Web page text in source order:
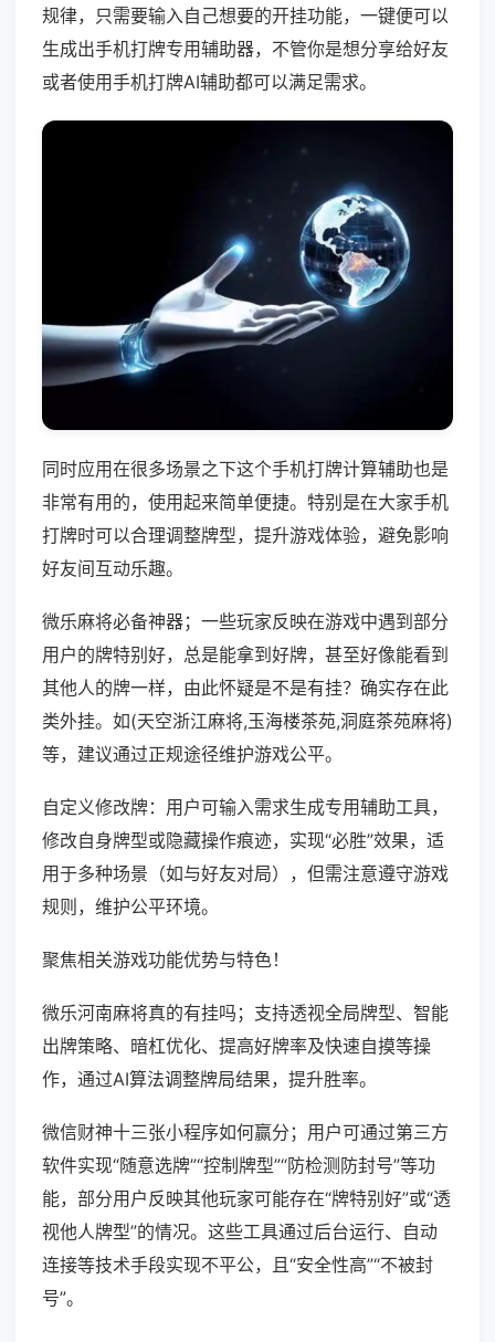
规律，只需要输入自己想要的开挂功能，一键便可以
生成出手机打牌专用辅助器，不管你是想分享给好友
或者使用手机打牌AI辅助都可以满足需求。
同时应用在很多场景之下这个手机打牌计算辅助也是
非常有用的，使用起来简单便捷。特别是在大家手机
打牌时可以合理调整牌型，提升游戏体验，避免影响
好友间互动乐趣。
微乐麻将必备神器；一些玩家反映在游戏中遇到部分
用户的牌特别好，总是能拿到好牌，甚至好像能看到
其他人的牌一样，由此怀疑是不是有挂？确实存在此
类外挂。如(天空浙江麻将,玉海楼茶苑,洞庭茶苑麻将)
等，建议通过正规途径维护游戏公平。
自定义修改牌：用户可输入需求生成专用辅助工具，
修改自身牌型或隐藏操作痕迹，实现“必胜”效果，适
用于多种场景（如与好友对局），但需注意遵守游戏
规则，维护公平环境。
聚焦相关游戏功能优势与特色！
微乐河南麻将真的有挂吗；支持透视全局牌型、智能
出牌策略、暗杠优化、提高好牌率及快速自摸等操
作，通过AI算法调整牌局结果，提升胜率。
微信财神十三张小程序如何赢分；用户可通过第三方
软件实现“随意选牌”“控制牌型”“防检测防封号”等功
能，部分用户反映其他玩家可能存在“牌特别好”或“透
视他人牌型”的情况。这些工具通过后台运行、自动
连接等技术手段实现不平公，且“安全性高”“不被封
号”。